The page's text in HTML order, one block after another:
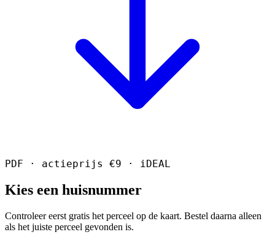
PDF · actieprijs €9 · iDEAL
Kies een huisnummer
Controleer eerst gratis het perceel op de kaart. Bestel daarna alleen
als het juiste perceel gevonden is.